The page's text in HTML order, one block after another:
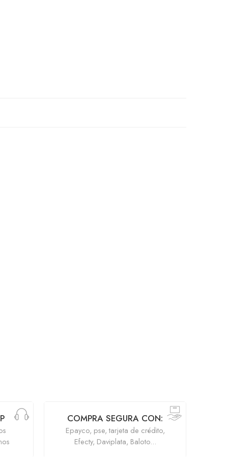
COMPRA SEGURA CON:
Epayco, pse, tarjeta de crédito,
Efecty, Daviplata, Baloto...